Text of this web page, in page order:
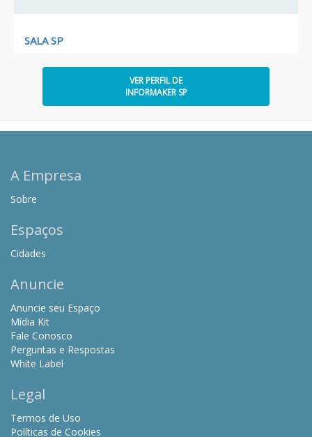
SALA SP
VER PERFIL DE
INFORMAKER SP
A Empresa
Sobre
Espaços
Cidades
Anuncie
Anuncie seu Espaço
Mídia Kit
Fale Conosco
Perguntas e Respostas
White Label
Legal
Termos de Uso
Políticas de Cookies